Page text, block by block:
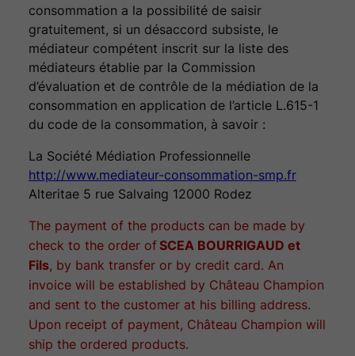
consommation a la possibilité de saisir
gratuitement, si un désaccord subsiste, le
médiateur compétent inscrit sur la liste des
médiateurs établie par la Commission
d’évaluation et de contrôle de la médiation de la
consommation en application de l’article L.615-1
du code de la consommation, à savoir :
La Société Médiation Professionnelle
http://www.mediateur-consommation-smp.fr
Alteritae 5 rue Salvaing 12000 Rodez
The payment of the products can be made by
check to the order of SCEA BOURRIGAUD et
Fils, by bank transfer or by credit card. An
invoice will be established by Château Champion
and sent to the customer at his billing address.
Upon receipt of payment, Château Champion will
ship the ordered products.